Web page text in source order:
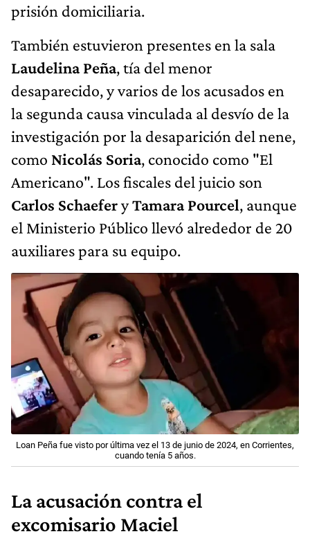
prisión domiciliaria.
También estuvieron presentes en la sala
Laudelina Peña, tía del menor
desaparecido, y varios de los acusados en
la segunda causa vinculada al desvío de la
investigación por la desaparición del nene,
como Nicolás Soria, conocido como "El
Americano". Los fiscales del juicio son
Carlos SchaeferyTamara Pourcel, aunque
el Ministerio Público llevó alrededor de 20
auxiliares para su equipo.
Loan Peña fue visto por última vez el 13 de junio de 2024, en Corrientes,
cuando tenía 5 años.
La acusación contra el
excomisario Maciel